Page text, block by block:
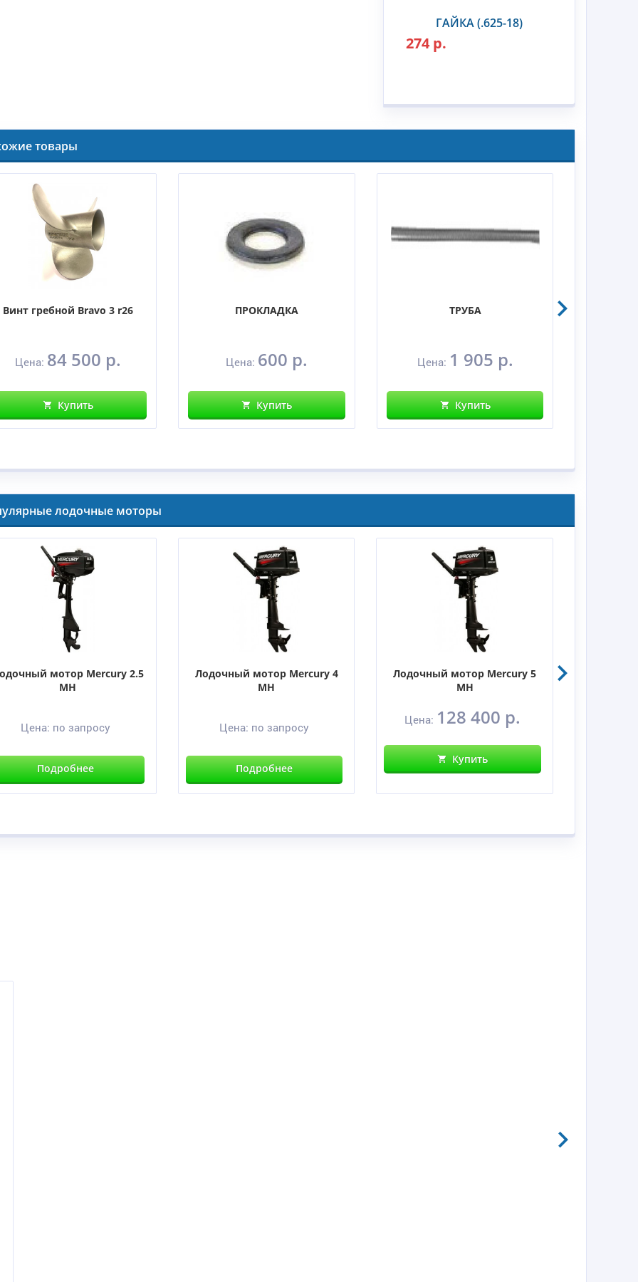
ГАЙКА (.625-18)
274 р.
товары
Винт гребной Bravo 3 r26
Цена: 84 500 р.
Купить
ПРОКЛАДКА
Цена: 600 р.
Купить
ТРУБА
Цена: 1 905 р.
Купить
лодочные моторы
мотор Mercury 2.5
MH
Цена: по запросу
Подробнее
Лодочный мотор Mercury 4
MH
Цена: по запросу
Подробнее
Лодочный мотор Mercury 5
MH
Цена: 128 400 р.
Купить